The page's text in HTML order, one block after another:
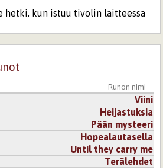
hetki, kun istuu tivolin laitteessa
että eihän tässä
kommentoidaksesi
muotoillusta kommentista,
mieltäni! 😄
kommentoidaksesi
Runon nimi
Viini
Heijastuksia
Pään mysteeri
Hopealautasella
Until they carry me
Terälehdet